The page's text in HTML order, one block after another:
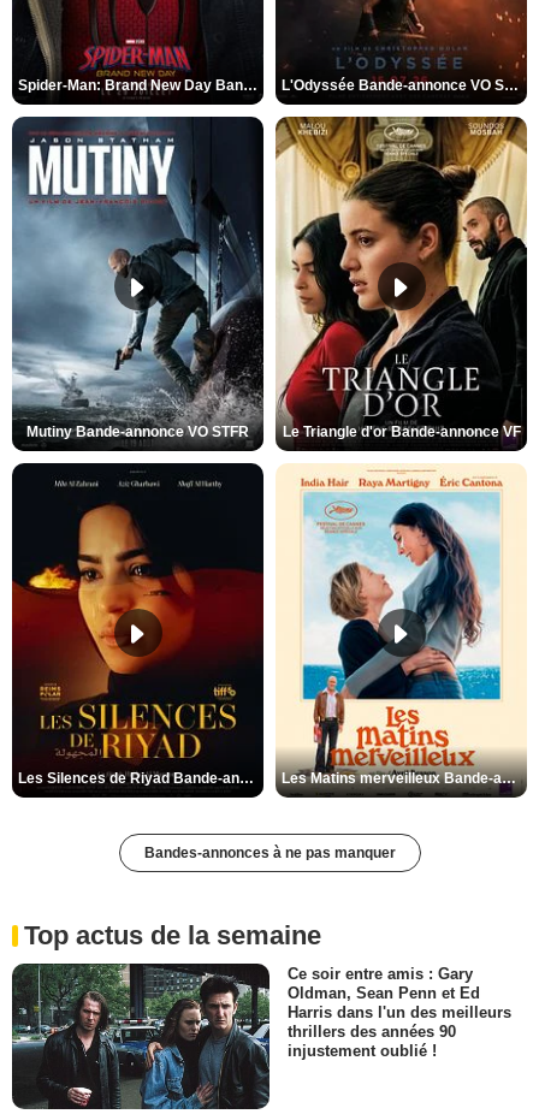
Spider-Man: Brand New Day Bande-annonce VO STFR L'Odyssée Bande-annonce VO STFR
Mutiny Bande-annonce VO STFR Le Triangle d'or Bande-annonce VF
Les Silences de Riyad Bande-annonce VO STFR Les Matins merveilleux Bande-annonce VF
Bandes-annonces à ne pas manquer
Top actus de la semaine
Ce soir entre amis : Gary
Oldman, Sean Penn et Ed
Harris dans l'un des meilleurs
thrillers des années 90
injustement oublié !